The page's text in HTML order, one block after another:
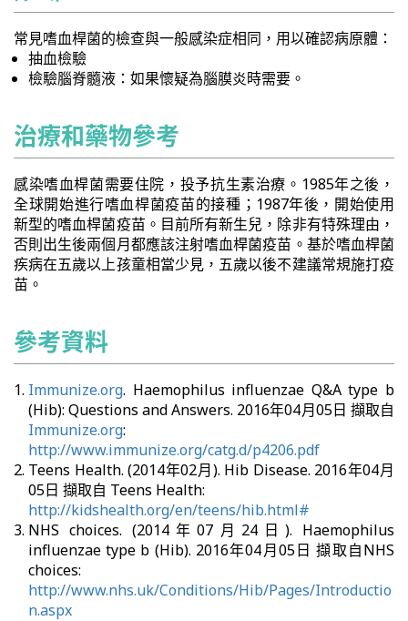
常見嗜血桿菌的檢查與一般感染症相同，用以確認病原體：
抽血檢驗
檢驗腦脊髓液：如果懷疑為腦膜炎時需要。
治療和藥物參考
感染嗜血桿菌需要住院，投予抗生素治療。1985年之後，
全球開始進行嗜血桿菌疫苗的接種；1987年後，開始使用
新型的嗜血桿菌疫苗。目前所有新生兒，除非有特殊理由，
否則出生後兩個月都應該注射嗜血桿菌疫苗。基於嗜血桿菌
疾病在五歲以上孩童相當少見，五歲以後不建議常規施打疫
苗。
參考資料
Immunize.org. Haemophilus influenzae Q&A type b
(Hib): Questions and Answers. 2016年04月05日 擷取自
Immunize.org:
http://www.immunize.org/catg.d/p4206.pdf
Teens Health. (2014年02月). Hib Disease. 2016年04月
05日 擷取自 Teens Health:
http://kidshealth.org/en/teens/hib.html#
NHS choices. (2014年07月24日). Haemophilus
influenzae type b (Hib). 2016年04月05日 擷取自NHS
choices:
http://www.nhs.uk/Conditions/Hib/Pages/Introductio
n.aspx